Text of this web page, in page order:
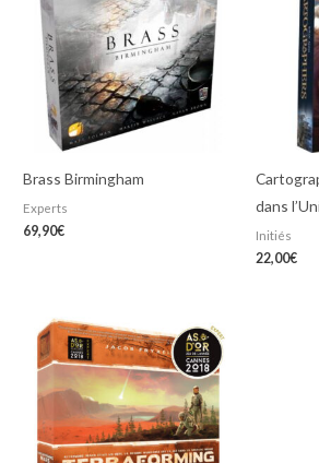
Brass Birmingham
Experts
69,90€
dans
Initiés
22,00€